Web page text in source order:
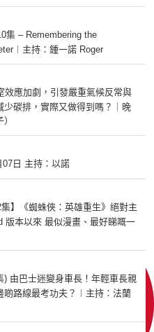
集 – Remembering the
主持：鍾一諾 Roger
效應加劇，引發嚴重氣候反常與
碳排，實際又做得到嗎？｜晚
07日 主持：以諾
】《蜘蛛俠：英雄重生》絕對主
版本以來 最似漫畫、最好睇嘅一
) 由巴士迷變身車長！年輕車長親
路線最考功夫？︱主持：法蘭